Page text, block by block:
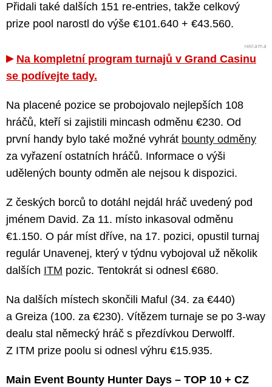
Přidali také dalších 151 re-entries, takže celkový
prize pool narostl do výše €101.640 + €43.560.
Na kompletní program turnajů v Grand Casinu
se podívejte tady.
Na placené pozice se probojovalo nejlepších 108
hráčů, kteří si zajistili mincash odměnu €230. Od
první handy bylo také možné vyhrát bounty odměny
za vyřazení ostatních hráčů. Informace o výši
udělených bounty odměn ale nejsou k dispozici.
Z českých borců to dotáhl nejdál hráč uvedený pod
jménem David. Za 11. místo inkasoval odměnu
€1.150. O pár míst dříve, na 17. pozici, opustil turnaj
regulár Unavenej, který v týdnu vybojoval už několik
dalších ITM pozic. Tentokrát si odnesl €680.
Na dalších místech skončili Maful (34. za €440)
a Greiza (100. za €230). Vítězem turnaje se po 3-way
dealu stal německý hráč s přezdívkou Derwolff.
Z ITM prize poolu si odnesl výhru €15.935.
Main Event Bounty Hunter Days – TOP 10 + CZ